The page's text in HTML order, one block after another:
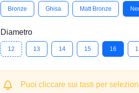
Bronze Ghisa Matt Bronze
Diametro
12 13 14 15 16
Puoi cliccare sui tasti per